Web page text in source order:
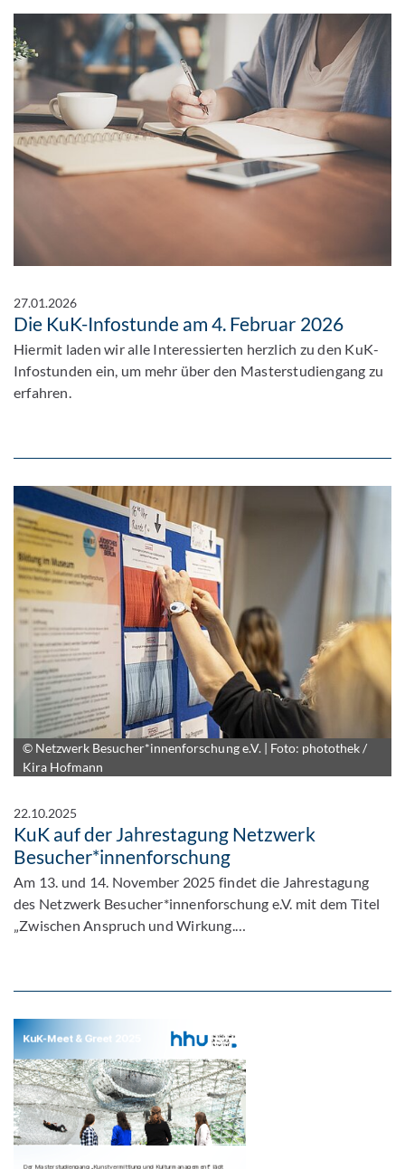
27.01.2026
Die KuK-Infostunde am 4. Februar 2026
Hiermit laden wir alle Interessierten herzlich zu den KuK-
Infostunden ein, um mehr über den Masterstudiengang zu
erfahren.
© Netzwerk Besucher*innenforschung e.V. | Foto: photothek /
Kira Hofmann
22.10.2025
KuK auf der Jahrestagung Netzwerk
Besucher*innenforschung
Am 13. und 14. November 2025 findet die Jahrestagung
des Netzwerk Besucher*innenforschung e.V. mit dem Titel
„Zwischen Anspruch und Wirkung.…